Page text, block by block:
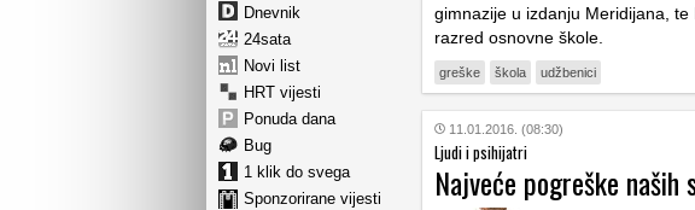
Dnevnik
24sata
Novi list
HRT vijesti
Ponuda dana
Bug
1 klik do svega
Sponzorirane vijesti
gimnazije u izdanju Meridijana, te
razred osnovne škole.
greške škola udžbenici
11.01.2016. (08:30)
Ljudi i psihijatri
Najveće pogreške naših